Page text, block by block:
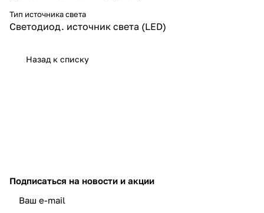
Тип источника света
Светодиод. источник света (LED)
Назад к списку
Подписаться на новости и акции